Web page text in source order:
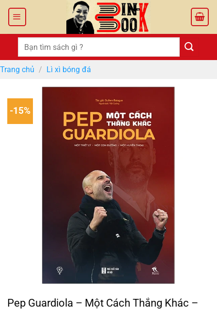
Tìm
kiếm:
Trang chủ / Lì xì bóng đá
-15%
Pep Guardiola – Một Cách Thắng Khác –